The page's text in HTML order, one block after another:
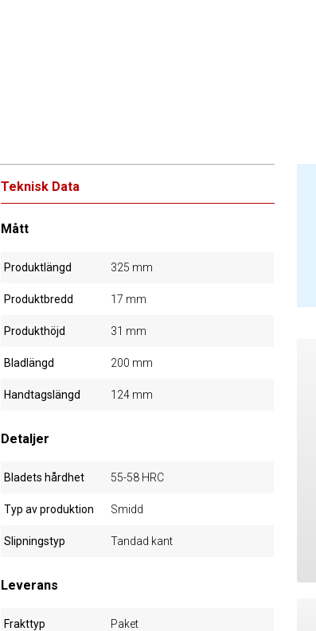
Teknisk Data
Mått
Produktlängd 325 mm
Produktbredd 17 mm
Produkthöjd 31 mm
Bladlängd 200 mm
Handtagslängd 124 mm
Detaljer
Bladets hårdhet 55-58 HRC
Typ av produktion Smidd
Slipningstyp Tandad kant
Leverans
Frakttyp Paket